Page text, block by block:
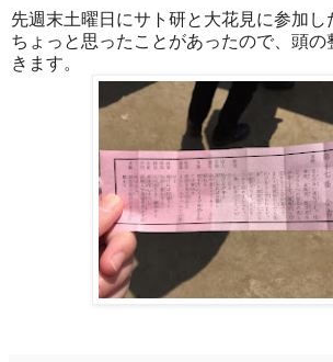
先週末土曜日にサト研と大花見に参加し
ちょっと思ったことがあったので、頭の
きます。